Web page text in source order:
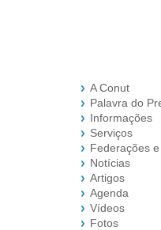
A Conut
Palavra do
Informações
Serviços
Federações
Notícias
Artigos
Agenda
Vídeos
Fotos